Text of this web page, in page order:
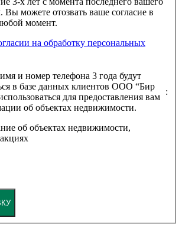
обращения к нам. Вы можете отозвать ваше согласие в
любой момент.
и номер телефона 3 года будут
ООО “Бир
для предоставления вам
информации об объектах недвижимости.
:
об объектах недвижимости,